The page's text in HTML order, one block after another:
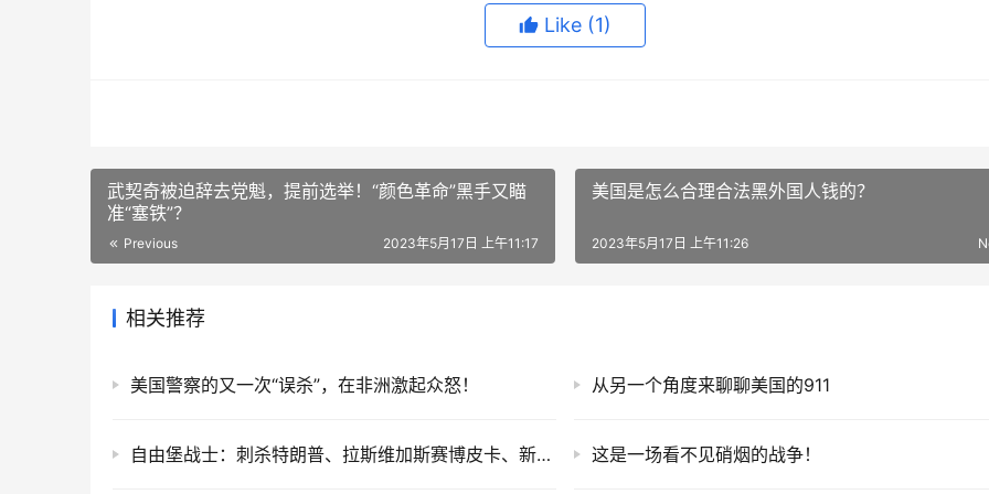
Like (1)
武契奇被迫辞去党魁，提前选举！“颜色革命”黑手又瞄
准“塞铁”？
Previous 2023年5月17日 上午11:17
美国是怎么合理合法黑外国人钱的？
2023年5月17日 上午11:26
相关推荐
美国警察的又一次“误杀”，在非洲激起众怒！ 从另一个角度来聊聊美国的911
自由堡战士：刺杀特朗普、拉斯维加斯赛博皮卡、新奥尔良冲撞！ 这是一场看不见硝烟的战争！